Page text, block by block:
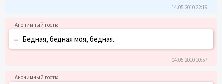
14.05.2010 22:19
– Бедная, бедная моя, бедная..
04.05.2010 10:57